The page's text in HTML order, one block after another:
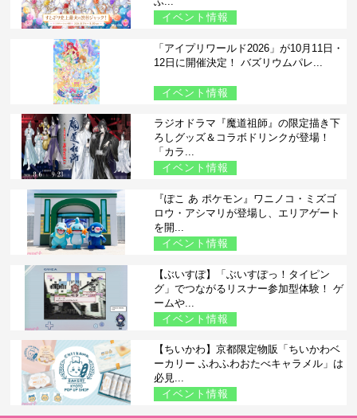
イベント情報
「アイプリワールド2026」が10月11日・
12日に開催決定！ バズリウムパレ...
イベント情報
ラジオドラマ『魔道祖師』の限定描き下
ろしグッズ＆コラボドリンクが登場！
「カラ...
イベント情報
『ぽこ あ ポケモン』ワニノコ・ミズゴ
ロウ・アシマリが登場し、エリアゲート
を開...
イベント情報
【ぶいすぽ】「ぶいすぽっ！タイピン
グ」でつながるリスナー参加型体験！ ゲ
ームや...
イベント情報
【ちいかわ】京都限定物販「ちいかわベ
ーカリー ふわふわおたべキャラメル」は
必見...
イベント情報